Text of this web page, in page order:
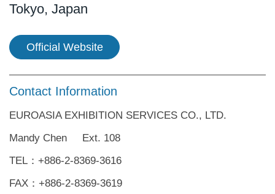
Tokyo, Japan
Official Website
Contact Information
EUROASIA EXHIBITION SERVICES CO., LTD.
Mandy Chen Ext. 108
TEL：+886-2-8369-3616
FAX：+886-2-8369-3619